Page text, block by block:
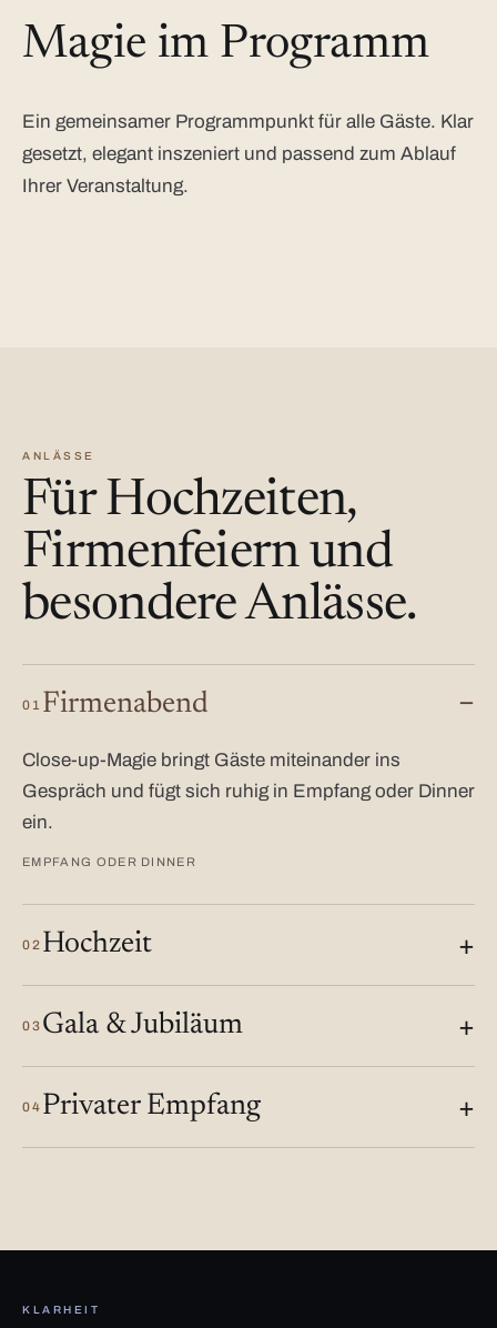
Magie im Programm
Ein gemeinsamer Programmpunkt für alle Gäste. Klar
gesetzt, elegant inszeniert und passend zum Ablauf
Ihrer Veranstaltung.
ANLÄSSE
Für Hochzeiten,
Firmenfeiern und
besondere Anlässe.
01 Firmenabend
Close-up-Magie bringt Gäste miteinander ins
Gespräch und fügt sich ruhig in Empfang oder Dinner
ein.
EMPFANG ODER DINNER
02 Hochzeit
03 Gala & Jubiläum
04 Privater Empfang
KLARHEIT